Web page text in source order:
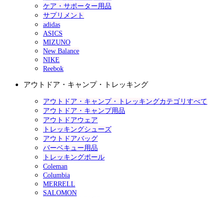
ケア・サポーター用品
サプリメント
adidas
ASICS
MIZUNO
New Balance
NIKE
Reebok
アウトドア・キャンプ・トレッキング
アウトドア・キャンプ・トレッキングカテゴリすべて
アウトドア・キャンプ用品
アウトドアウェア
トレッキングシューズ
アウトドアバッグ
バーベキュー用品
トレッキングポール
Coleman
Columbia
MERRELL
SALOMON